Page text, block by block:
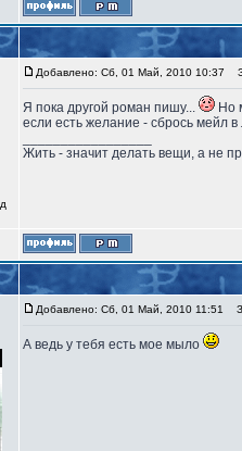
Добавлено: Сб, 01 Май, 2010 10:37
Я пока другой роман пишу...
Но
если есть желание - сбрось мейл в
Жить - значит делать вещи, а не
Добавлено: Сб, 01 Май, 2010 11:51
А ведь у тебя есть мое мыло